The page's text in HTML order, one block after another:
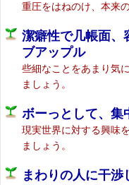
重圧をはねのけ、本来
潔癖性で几帳面、
ブアップル
些細なことをあまり気
ましょう。
ボーっとして、集
現実世界に対する興味
ましょう。
まわりの人に干